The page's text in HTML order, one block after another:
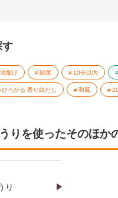
す
油揚げ 副菜 10分以内
ろがる 香り白だし 和風
りを使ったそのほか
り